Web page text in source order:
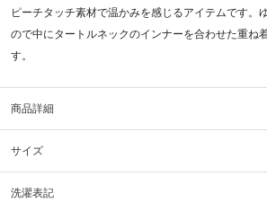
ピーチタッチ素材で温かみを感じるアイテムです。
ので中にタートルネックのインナーを合わせた重ね
す。
商品詳細
サイズ
洗濯表記